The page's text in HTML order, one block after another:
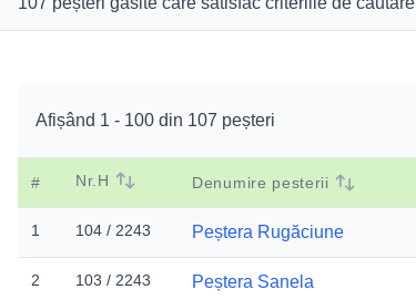
Afișând 1 - 100 din 107 peșteri
# Nr.H Denumire pesterii
1 104 / 2243 Peștera Rugăciune
2 103 / 2243 Peștera Sanela